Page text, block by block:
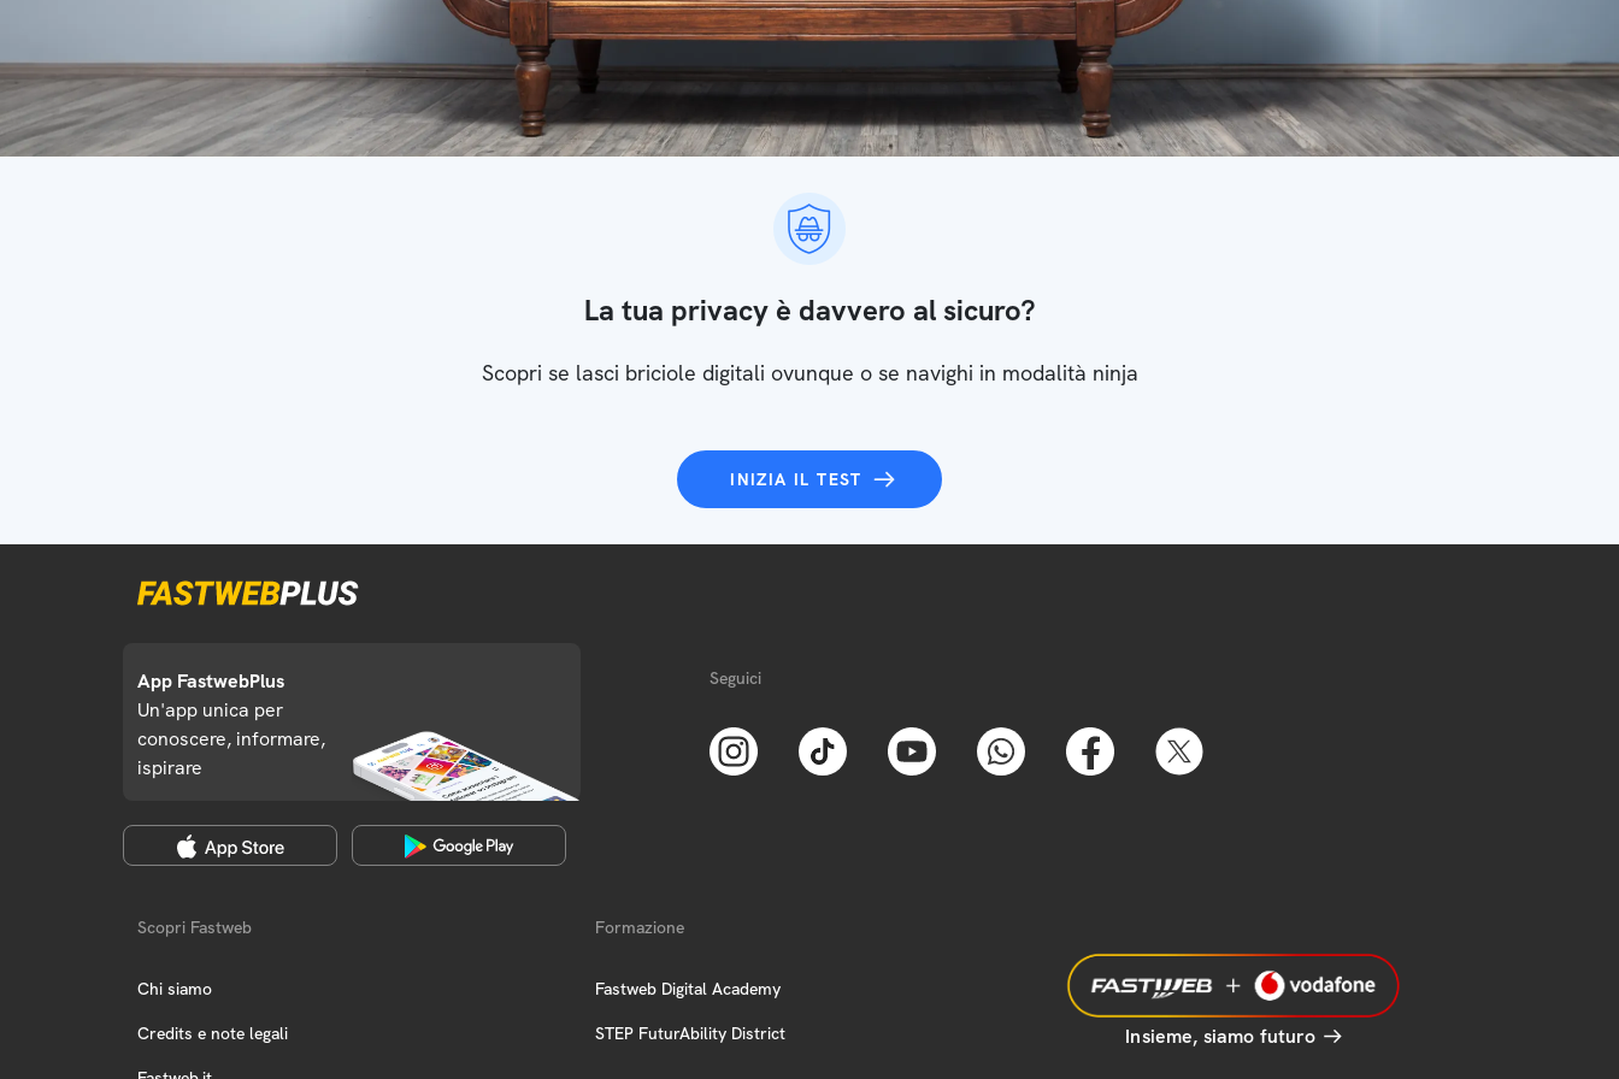
La tua privacy è davvero al sicuro?
Scopri se lasci briciole digitali ovunque o se navighi in modalità ninja
INIZIA IL TEST
App FastwebPlus
Un'app unica per
conoscere, informare,
ispirare
Seguici
Scopri Fastweb
Chi siamo
Credits e note legali
Formazione
Fastweb Digital Academy
STEP FuturAbility District Insieme, siamo futuro